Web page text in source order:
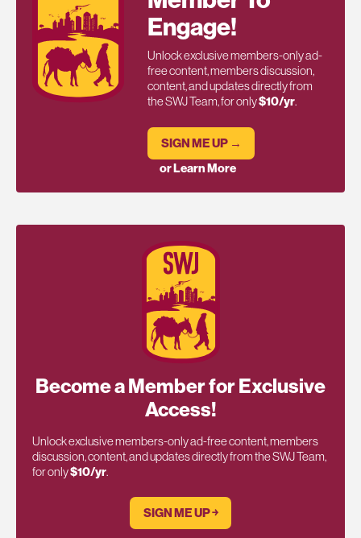
Engage!
Unlock exclusive members-only ad-
free content, members discussion,
content, and updates directly from
the SWJ Team, for only$10/yr.
SIGN ME UP →
or Learn More
Become a Member for Exclusive
Access!
Unlock exclusive members-only ad-free content, members
discussion, content, and updates directly from the SWJ Team,
for only$10/yr.
SIGN ME UP ￫